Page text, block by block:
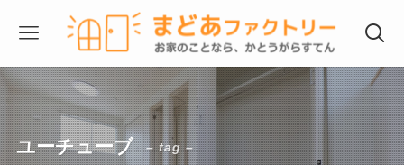
ユーチューブ – tag –